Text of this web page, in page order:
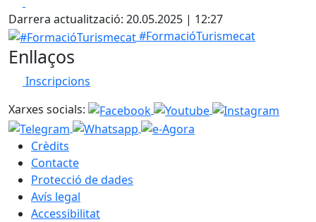
Darrera actualització: 20.05.2025 | 12:27
#FormacióTurismecat
#FormacióTurismecat
Enllaços
Inscripcions
Xarxes socials:
Crèdits
Contacte
Protecció de dades
Avís legal
Accessibilitat